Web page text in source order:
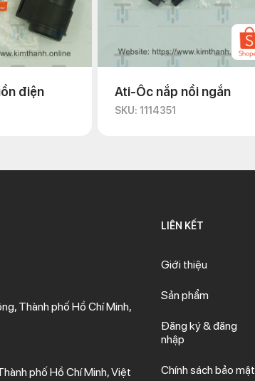
điện Ati-Ốc nắp nồi ngắn
SKU: 1114351
Thành phố Hồ Chí Minh,
phố Hồ Chí Minh, Việt
LIÊN KẾT
Giới thiệu
Sản phẩm
Đăng ký & đăng
nhập
Chính sách bảo mật